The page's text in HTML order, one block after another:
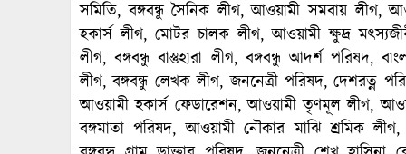
সমিতি, বঙ্গবন্ধু সৈনিক লীগ, আওয়ামী সমবায় লীগ,
হকার্স লীগ, মোটর চালক লীগ, আওয়ামী ক্ষুদ্র
লীগ, বঙ্গবন্ধু বাস্তুহারা লীগ, বঙ্গবন্ধু আদর্শ পরিষদ,
লীগ, বঙ্গবন্ধু লেখক লীগ, জননেত্রী পরিষদ, দেশরত্ন
আওয়ামী হকার্স ফেডারেশন, আওয়ামী তৃণমূল লীগ,
বঙ্গমাতা পরিষদ, আওয়ামী নৌকার মাঝি শ্রমিক